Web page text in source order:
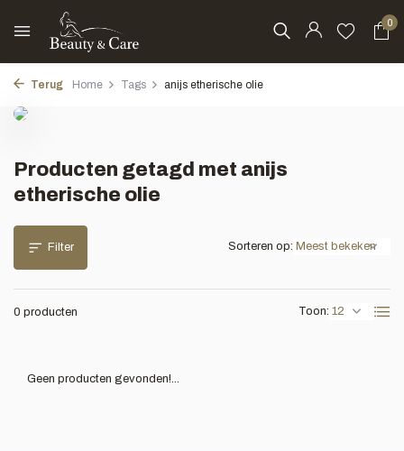
0
Terug Home Tags anijs etherische olie
Producten getagd met anijs
etherische olie
Filter
0 producten Toon:
Sorteren op:
Geen producten gevonden!...